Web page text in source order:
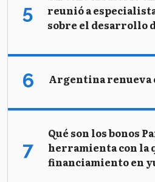
reunió a
sobre el desarrollo
Argentina renueva
Qué son los bonos
herramienta con la
financiamiento en